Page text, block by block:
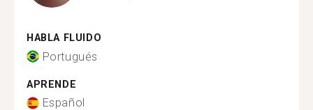
HABLA FLUIDO
Portugués
APRENDE
Español